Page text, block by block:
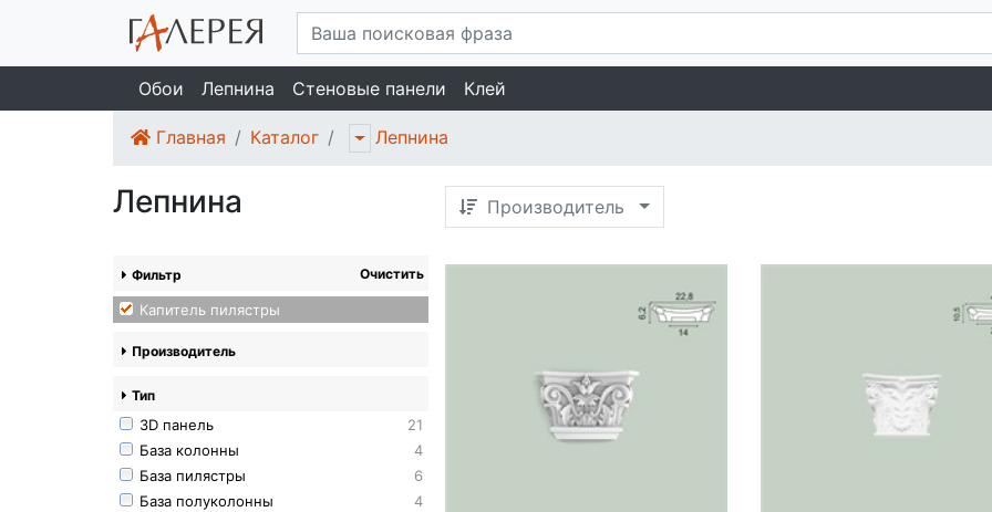
Обои Лепнина Стеновые панели Клей
Главная Каталог Лепнина
Лепнина Производитель
Фильтр Очистить
Капитель пилястры
Производитель
Тип
3D панель
21
База колонны
4
База пилястры
6
База полуколонны
4